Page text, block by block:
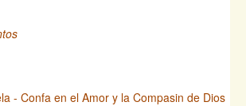
- Confa en el Amor y la Compasin de Dios